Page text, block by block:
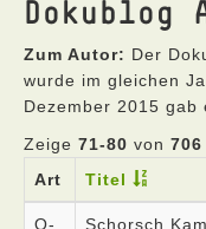
Dokublog
Zum Autor: Der
wurde im gleichen
Dezember 2015 gab
Zeige 71-80 von 706
Art
Titel
O-
Schorsch